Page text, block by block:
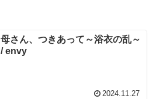
母さん、つきあって～浴衣の乱～
/ envy
2024.11.27